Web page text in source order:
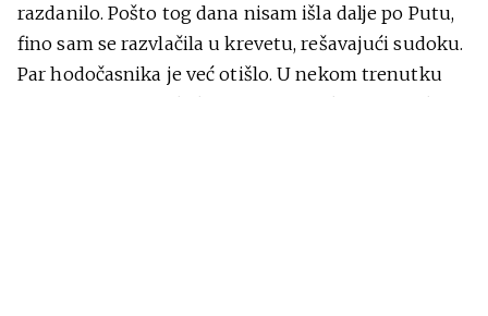
razdanilo. Pošto tog dana nisam išla dalje po Putu,
fino sam se razvlačila u krevetu, rešavajući sudoku.
Par hodočasnika je već otišlo. U nekom trenutku
sam videla Mariju kako tiho sedi na krevetu dok joj